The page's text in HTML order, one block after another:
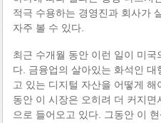
적극 수용하는 경영진과 회사가
자주 볼 수 있다.
최근 수개월 동안 이런 일이 미
다. 금융업의 살아있는 화석인
고 있는 디지털 자산을 어떻게
동안 이 시장은 오히려 더 커지
으로 들어오고 있다. 그동안 이